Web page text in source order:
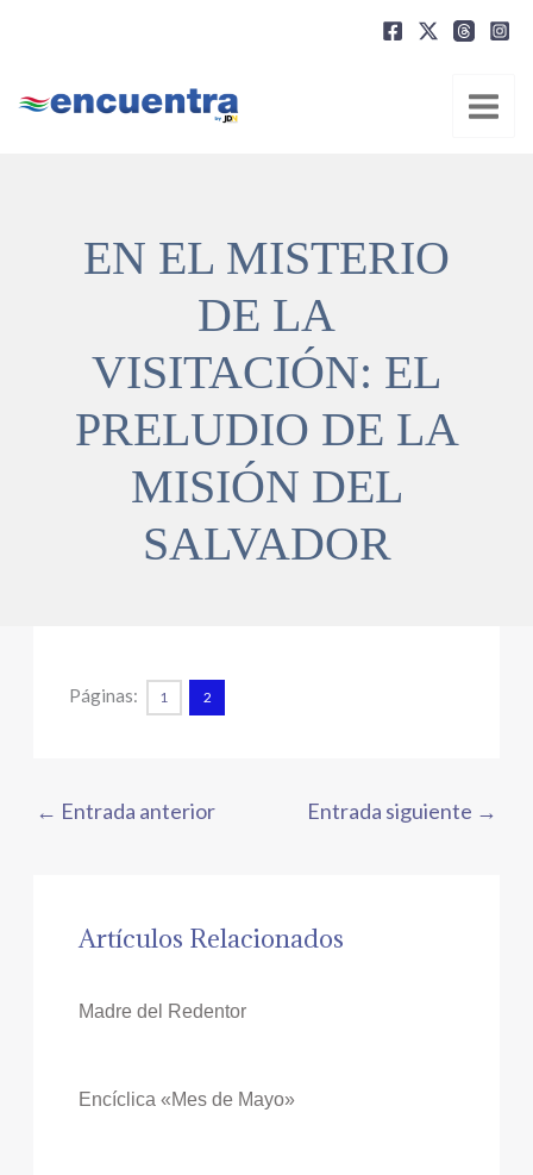
EN EL MISTERIO
DE LA
VISITACIÓN: EL
PRELUDIO DE LA
MISIÓN DEL
SALVADOR
Páginas: 1 2
← Entrada anterior Entrada siguiente →
Artículos Relacionados
Madre del Redentor
Encíclica «Mes de Mayo»